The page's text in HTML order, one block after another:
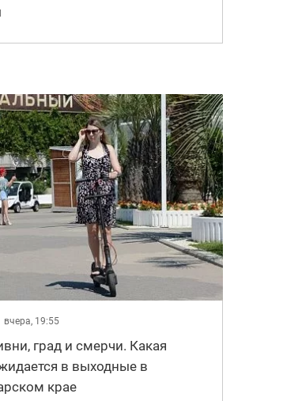
вчера, 19:55
град и смерчи. Какая
в выходные в
крае